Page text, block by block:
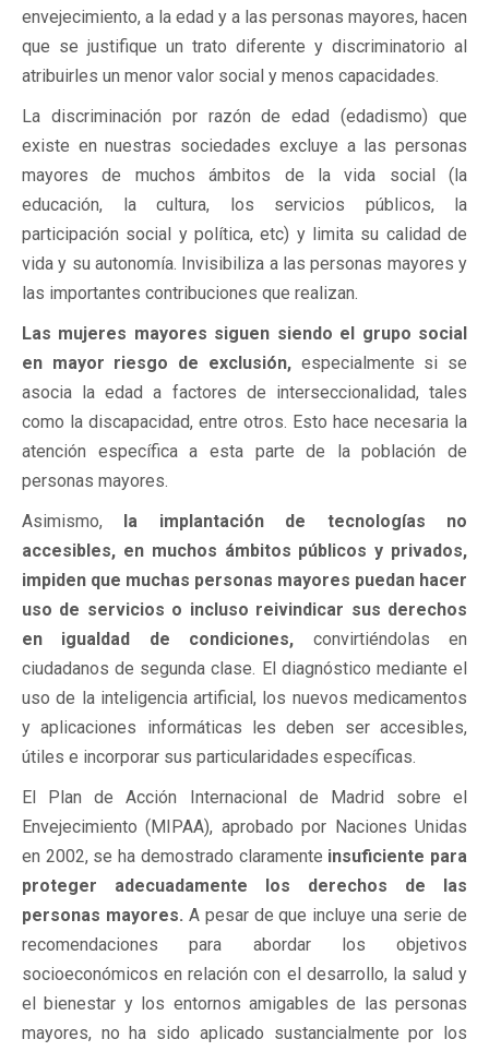
envejecimiento, a la edad y a las personas mayores, hacen
que se justifique un trato diferente y discriminatorio al
atribuirles un menor valor social y menos capacidades.
La discriminación por razón de edad (edadismo) que
existe en nuestras sociedades excluye a las personas
mayores de muchos ámbitos de la vida social (la
educación, la cultura, los servicios públicos, la
participación social y política, etc) y limita su calidad de
vida y su autonomía. Invisibiliza a las personas mayores y
las importantes contribuciones que realizan.
Las mujeres mayores siguen siendo el grupo social
en mayor riesgo de exclusión,especialmente si se
asocia la edad a factores de interseccionalidad, tales
como la discapacidad, entre otros. Esto hace necesaria la
atención específica a esta parte de la población de
personas mayores.
Asimismo, la implantación de tecnologías no
accesibles, en muchos ámbitos públicos y privados,
impiden que muchas personas mayores puedan hacer
uso de servicios o incluso reivindicar sus derechos
en igualdad de condiciones, convirtiéndolas en
ciudadanos de segunda clase. El diagnóstico mediante el
uso de la inteligencia artificial, los nuevos medicamentos
y aplicaciones informáticas les deben ser accesibles,
útiles e incorporar sus particularidades específicas.
El Plan de Acción Internacional de Madrid sobre el
Envejecimiento (MIPAA), aprobado por Naciones Unidas
en 2002, se ha demostrado claramente insuficiente para
proteger adecuadamente los derechos de las
personas mayores. A pesar de que incluye una serie de
recomendaciones para abordar los objetivos
socioeconómicos en relación con el desarrollo, la salud y
el bienestar y los entornos amigables de las personas
mayores, no ha sido aplicado sustancialmente por los